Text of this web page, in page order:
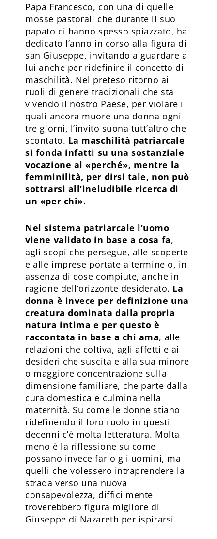
Papa Francesco, con una di quelle
mosse pastorali che durante il suo
papato ci hanno spesso spiazzato, ha
dedicato l’anno in corso alla figura di
san Giuseppe, invitando a guardare a
lui anche per ridefinire il concetto di
maschilità. Nel preteso ritorno ai
ruoli di genere tradizionali che sta
vivendo il nostro Paese, per violare i
quali ancora muore una donna ogni
tre giorni, l’invito suona tutt’altro che
scontato. La maschilità patriarcale
si fonda infatti su una sostanziale
vocazione al «perché», mentre la
femminilità, per dirsi tale, non può
sottrarsi all’ineludibile ricerca di
un «per chi».
Nel sistema patriarcale l’uomo
viene validato in base a cosa fa,
agli scopi che persegue, alle scoperte
e alle imprese portate a termine o, in
assenza di cose compiute, anche in
ragione dell’orizzonte desiderato. La
donna è invece per definizione una
creatura dominata dalla propria
natura intima e per questo è
raccontata in base a chi ama, alle
relazioni che coltiva, agli affetti e ai
desideri che suscita e alla sua minore
o maggiore concentrazione sulla
dimensione familiare, che parte dalla
cura domestica e culmina nella
maternità. Su come le donne stiano
ridefinendo il loro ruolo in questi
decenni c’è molta letteratura. Molta
meno è la riflessione su come
possano invece farlo gli uomini, ma
quelli che volessero intraprendere la
strada verso una nuova
consapevolezza, difficilmente
troverebbero figura migliore di
Giuseppe di Nazareth per ispirarsi.